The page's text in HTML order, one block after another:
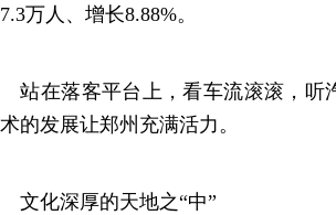
7.3万人、增长8.88%。
站在落客平台上，看车流滚滚，听
术的发展让郑州充满活力。
文化深厚的天地之“中”